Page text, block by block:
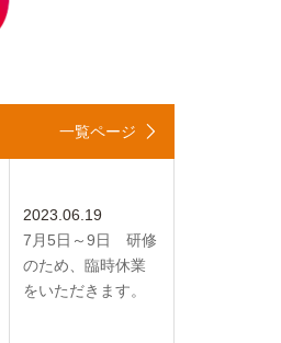
一覧ページ
2023.06.19
7月5日～9日 研修
のため、臨時休業
をいただきます。